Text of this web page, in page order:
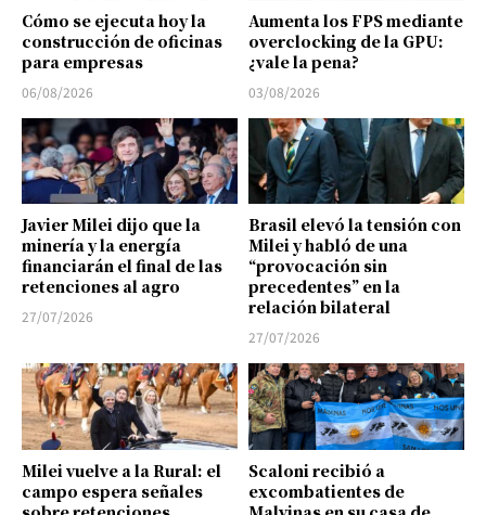
Cómo se ejecuta hoy la
construcción de oficinas
para empresas
06/08/2026
Aumenta los FPS mediante
overclocking de la GPU:
¿vale la pena?
03/08/2026
Javier Milei dijo que la
minería y la energía
financiarán el final de las
retenciones al agro
27/07/2026
Brasil elevó la tensión con
Milei y habló de una
“provocación sin
precedentes” en la
relación bilateral
27/07/2026
Milei vuelve a la Rural: el
campo espera señales
Scaloni recibió a
excombatientes de